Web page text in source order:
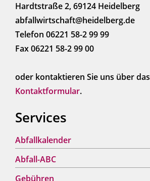
Hardtstraße 2, 69124 Heidelberg
abfallwirtschaft@heidelberg.de
Telefon 06221 58-2 99 99
Fax 06221 58-2 99 00
oder kontaktieren Sie uns über das
Kontaktformular.
Services
Abfallkalender
Abfall-ABC
Gebühren